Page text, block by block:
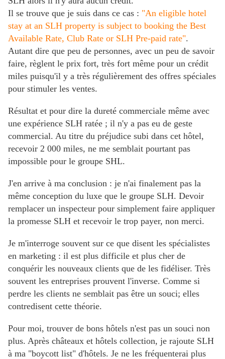
Il se trouve que je suis dans ce cas : "An eligible hotel
stay at an SLH property is subject to booking the Best
Available Rate, Club Rate or SLH Pre-paid rate".
Autant dire que peu de personnes, avec un peu de savoir
faire, règlent le prix fort, très fort même pour un crédit
miles puisqu'il y a très régulièrement des offres spéciales
pour stimuler les ventes.
Résultat et pour dire la dureté commerciale même avec
une expérience SLH ratée ; il n'y a pas eu de geste
commercial. Au titre du préjudice subi dans cet hôtel,
recevoir 2 000 miles, ne me semblait pourtant pas
impossible pour le groupe SHL.
J'en arrive à ma conclusion : je n'ai finalement pas la
même conception du luxe que le groupe SLH. Devoir
remplacer un inspecteur pour simplement faire appliquer
la promesse SLH et recevoir le trop payer, non merci.
Je m'interroge souvent sur ce que disent les spécialistes
en marketing : il est plus difficile et plus cher de
conquérir les nouveaux clients que de les fidéliser. Très
souvent les entreprises prouvent l'inverse. Comme si
perdre les clients ne semblait pas être un souci; elles
contredisent cette théorie.
Pour moi, trouver de bons hôtels n'est pas un souci non
plus. Après châteaux et hôtels collection, je rajoute SLH
à ma "boycott list" d'hôtels. Je ne les fréquenterai plus